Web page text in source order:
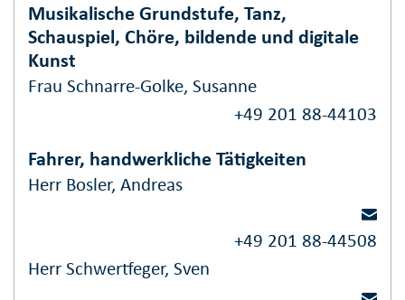
Musikalische Grundstufe, Tanz,
Schauspiel, Chöre, bildende und digitale
Kunst
Frau Schnarre-Golke, Susanne
+49 201 88-44103
Fahrer, handwerkliche Tätigkeiten
Herr Bosler, Andreas
+49 201 88-44508
Herr Schwertfeger, Sven